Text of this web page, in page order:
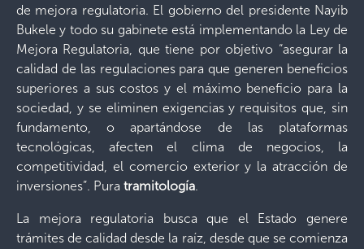
de mejora regulatoria. El gobierno del presidente Nayib
Bukele y todo su gabinete está implementando la Ley de
Mejora Regulatoria, que tiene por objetivo “asegurar la
calidad de las regulaciones para que generen beneficios
superiores a sus costos y el máximo beneficio para la
sociedad, y se eliminen exigencias y requisitos que, sin
fundamento, o apartándose de las plataformas
tecnológicas, afecten el clima de negocios, la
competitividad, el comercio exterior y la atracción de
inversiones”. Pura tramitología.
La mejora regulatoria busca que el Estado genere
trámites de calidad desde la raíz, desde que se comienza